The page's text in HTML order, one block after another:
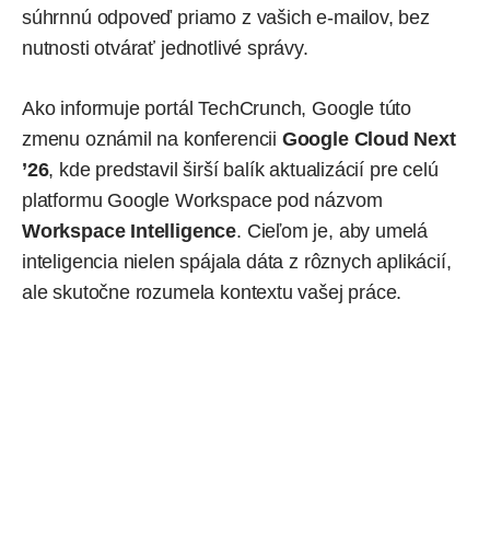
súhrnnú odpoveď priamo z vašich e-mailov, bez
nutnosti otvárať jednotlivé správy.
Ako informujeportál TechCrunch, Google túto
zmenu oznámil na konferencii Google Cloud Next
’26, kde predstavil širší balík aktualizácií pre celú
platformu Google Workspace pod názvom
Workspace Intelligence. Cieľom je, aby umelá
inteligencia nielen spájala dáta z rôznych aplikácií,
ale skutočne rozumela kontextu vašej práce.